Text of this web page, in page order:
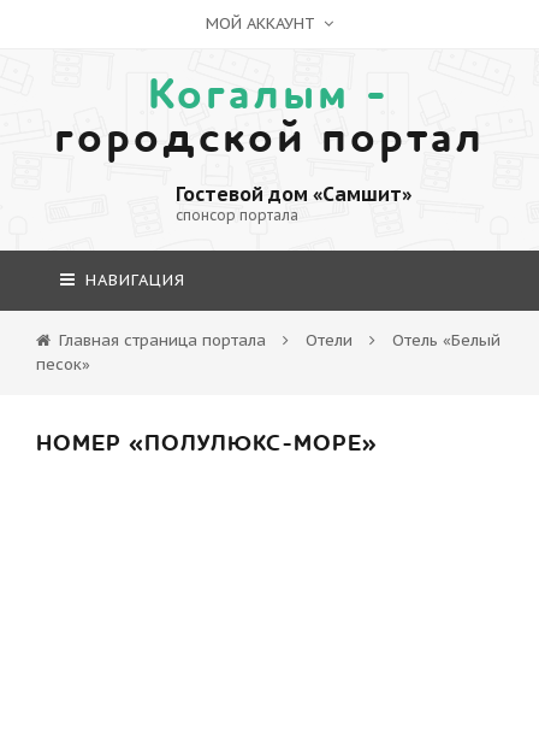
МОЙ АККАУНТ
Когалым -
городской портал
Гостевой дом «Самшит»
спонсор портала
НАВИГАЦИЯ
Главная страница портала Отели
Отель «Белый
песок»
НОМЕР «ПОЛУЛЮКС-МОРЕ»